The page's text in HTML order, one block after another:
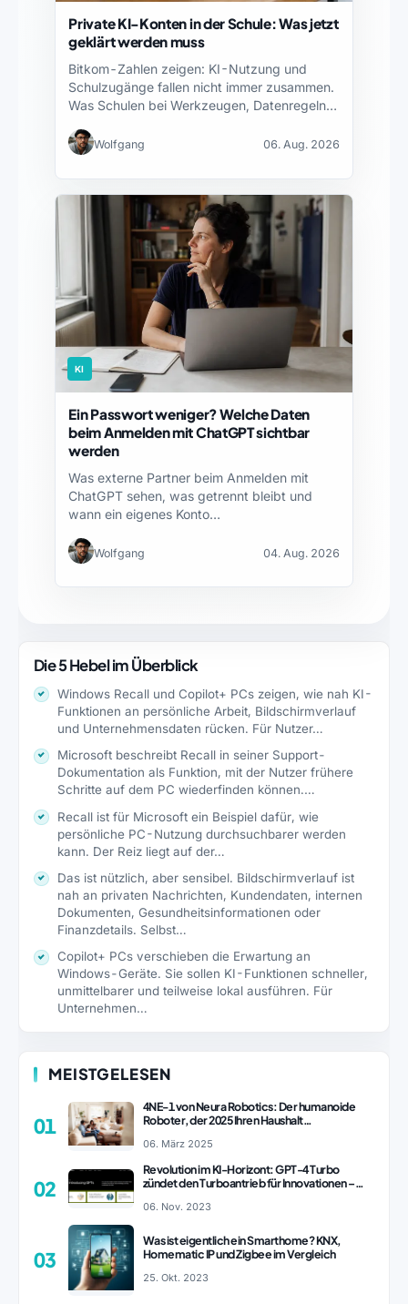
Private KI-Konten in der Schule: Was jetzt
geklärt werden muss
Bitkom-Zahlen zeigen: KI-Nutzung und
Schulzugänge fallen nicht immer zusammen.
Was Schulen bei Werkzeugen, Datenregeln
Wolfgang 06. Aug. 2026
KI
Ein Passwort weniger? Welche Daten
beim Anmelden mit ChatGPT sichtbar
werden
Was externe Partner beim Anmelden mit
ChatGPT sehen, was getrennt bleibt und
wann ein eigenes Konto…
Wolfgang 04. Aug. 2026
Die 5 Hebel im Überblick
Windows Recall und Copilot+ PCs zeigen, wie nah KI-
Funktionen an persönliche Arbeit, Bildschirmverlauf
und Unternehmensdaten rücken. Für Nutzer…
Microsoft beschreibt Recall in seiner Support-
Dokumentation als Funktion, mit der Nutzer frühere
Schritte auf dem PC wiederfinden können.…
Recall ist für Microsoft ein Beispiel dafür, wie
persönliche PC-Nutzung durchsuchbarer werden
kann. Der Reiz liegt auf der…
Das ist nützlich, aber sensibel. Bildschirmverlauf ist
nah an privaten Nachrichten, Kundendaten, internen
Dokumenten, Gesundheitsinformationen oder
Finanzdetails. Selbst…
Copilot+ PCs verschieben die Erwartung an
Windows-Geräte. Sie sollen KI-Funktionen schneller,
unmittelbarer und teilweise lokal ausführen. Für
Unternehmen…
MEISTGELESEN
01
4NE-1 von Neura Robotics: Der humanoide
Roboter, der 2025 Ihren Haushalt
06. März 2025
02
Revolution im KI-Horizont: GPT-4 Turbo
zündet den Turboantrieb für Innovationen –
06. Nov. 2023
03
Was ist eigentlich ein Smarthome? KNX,
Homematic IP und Zigbee im Vergleich
25. Okt. 2023